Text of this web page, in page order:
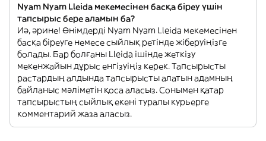
Nyam Nyam Lleida мекемесінен басқа біреу үшін
тапсырыс бере аламын ба?
Иә, әрине! Өнімдерді Nyam Nyam Lleida мекемесінен
басқа біреуге немесе сыйлық ретінде жіберуіңізге
болады. Бар болғаны Lleida ішінде жеткізу
мекенжайын дұрыс енгізуіңіз керек. Тапсырысты
растардың алдында тапсырысты алатын адамның
байланыс мәліметін қоса аласыз. Сонымен қатар
тапсырыстың сыйлық екені туралы курьерге
комментарий жаза аласыз.